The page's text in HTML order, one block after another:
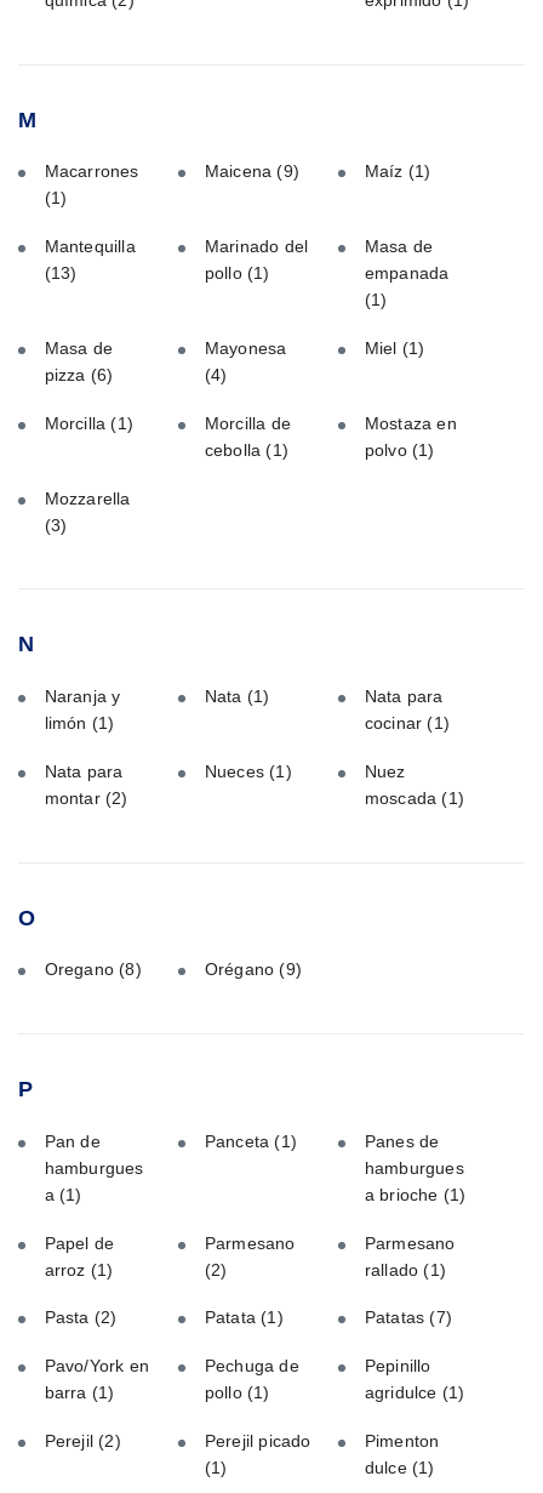
M
Macarrones
(1)
Maicena(9) Maíz (1)
Mantequilla
(13)
Marinado del
pollo (1)
Masa de
empanada
(1)
Masa de
pizza (6)
Mayonesa
(4)
Miel (1)
Morcilla(1)
Morcilla de
cebolla(1)
Mostaza en
polvo(1)
Mozzarella
(3)
N
Naranja y
limón (1)
Nata (1)
Nata para
cocinar(1)
Nata para
montar (2)
Nueces(1)
Nuez
moscada(1)
O
Oregano(8) Orégano(9)
P
Pan de
hamburgues
a (1)
Panceta(1)
Panes de
hamburgues
a brioche (1)
Papel de
arroz (1)
Parmesano
(2)
Parmesano
rallado(1)
Pasta (2) Patata(1) Patatas(7)
Pavo/York en
barra (1)
Pechuga de
pollo (1)
Pepinillo
agridulce (1)
Perejil(2)
Perejil picado
(1)
Pimenton
dulce(1)